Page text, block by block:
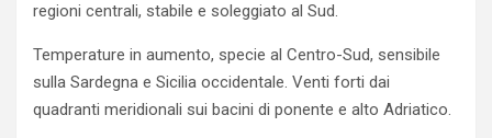
regioni centrali, stabile e soleggiato al Sud.
Temperature in aumento, specie al Centro-Sud, sensibile
sulla Sardegna e Sicilia occidentale. Venti forti dai
quadranti meridionali sui bacini di ponente e alto Adriatico.